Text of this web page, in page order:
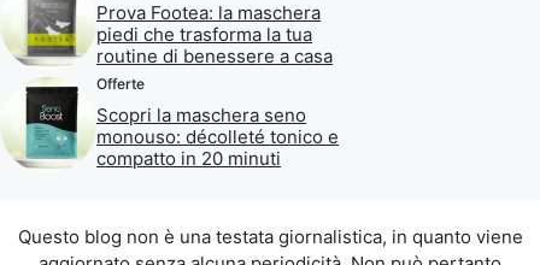
Prova Footea: la maschera
piedi che trasforma la tua
routine di benessere a casa
Offerte
Scopri la maschera seno
monouso: décolleté tonico e
compatto in 20 minuti
Questo blog non è una testata giornalistica, in quanto viene